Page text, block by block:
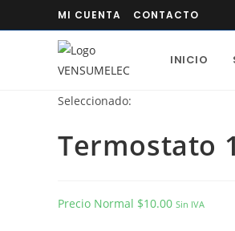
MI CUENTA CONTACTO
INICIO
Seleccionado:
Termostato
Precio Normal $10.00 Sin IVA